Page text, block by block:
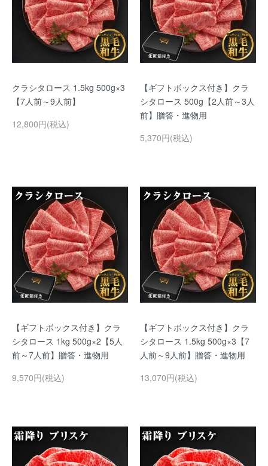
クラシタロース 1.5kg 500g×3
【7人前～9人前】
12,800円(税込)
【ギフトボックス付き】クラ
シタロース 500g【2人前～3人
前】贈答・進物用
5,370円(税込)
【ギフトボックス付き】クラ
シタロース 1kg 500g×2【5人
前～7人前】贈答・進物用
9,570円(税込)
【ギフトボックス付き】クラ
シタロース 1.5kg 500g×3【7
人前～9人前】贈答・進物用
13,070円(税込)